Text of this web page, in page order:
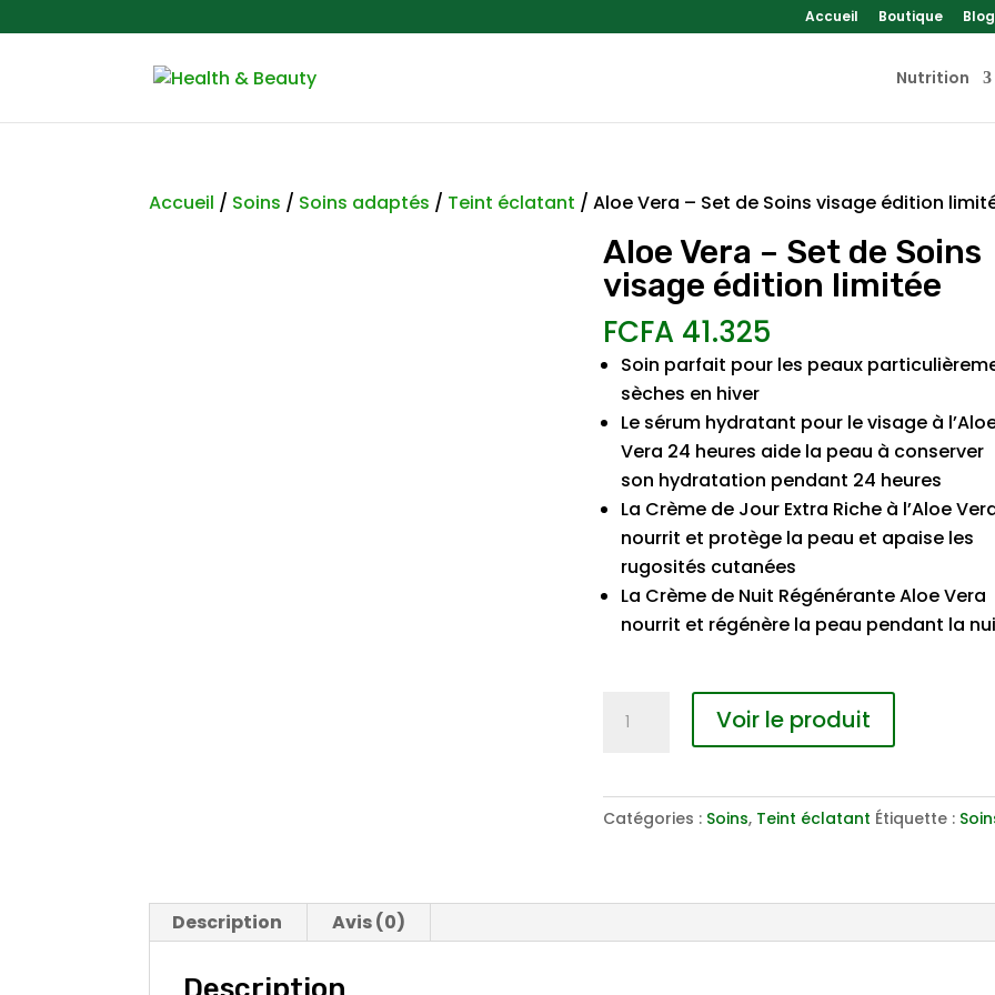
Accueil Boutique Blog
Nutrition
Accueil / Soins / Soins adaptés / Teint éclatant / Aloe Vera – Set de Soins visage édition
Aloe Vera – Set de Soins
visage édition limitée
FCFA41.325
Soin parfait pour les peaux
sèches en hiver
Le sérum hydratant pour le visage à
Vera 24 heures aide la peau à conserver
son hydratation pendant 24 heures
La Crème de Jour Extra Riche à l’Aloe
nourrit et protège la peau et apaise les
rugosités cutanées
La Crème de Nuit Régénérante Aloe Vera
nourrit et régénère la peau pendant la
Vera
-
visage
Voir le produit
Catégories : Soins, Teint éclatant Étiquette :
Description Avis (0)